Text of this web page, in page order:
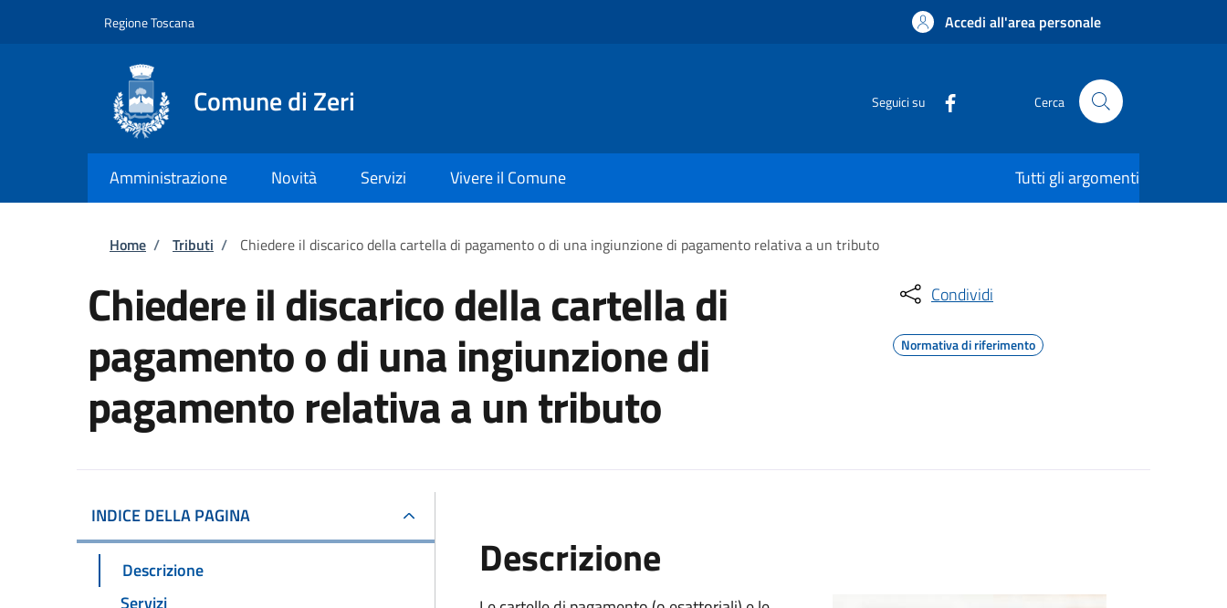
Regione Toscana Accedi all'area personale
Comune di Zeri Seguici su Cerca
Amministrazione Novità Servizi Vivere il Comune Tutti gli argomenti
Briciole di pane
Home / Tributi / Chiedere il discarico della cartella di pagamento o di una ingiunzione di pagamento relativa a un tributo
Chiedere il discarico della cartella di
pagamento o di una ingiunzione di
pagamento relativa a un tributo
Condividi
Normativa di riferimento
INDICE DELLA PAGINA
Descrizione
Servizi
Descrizione